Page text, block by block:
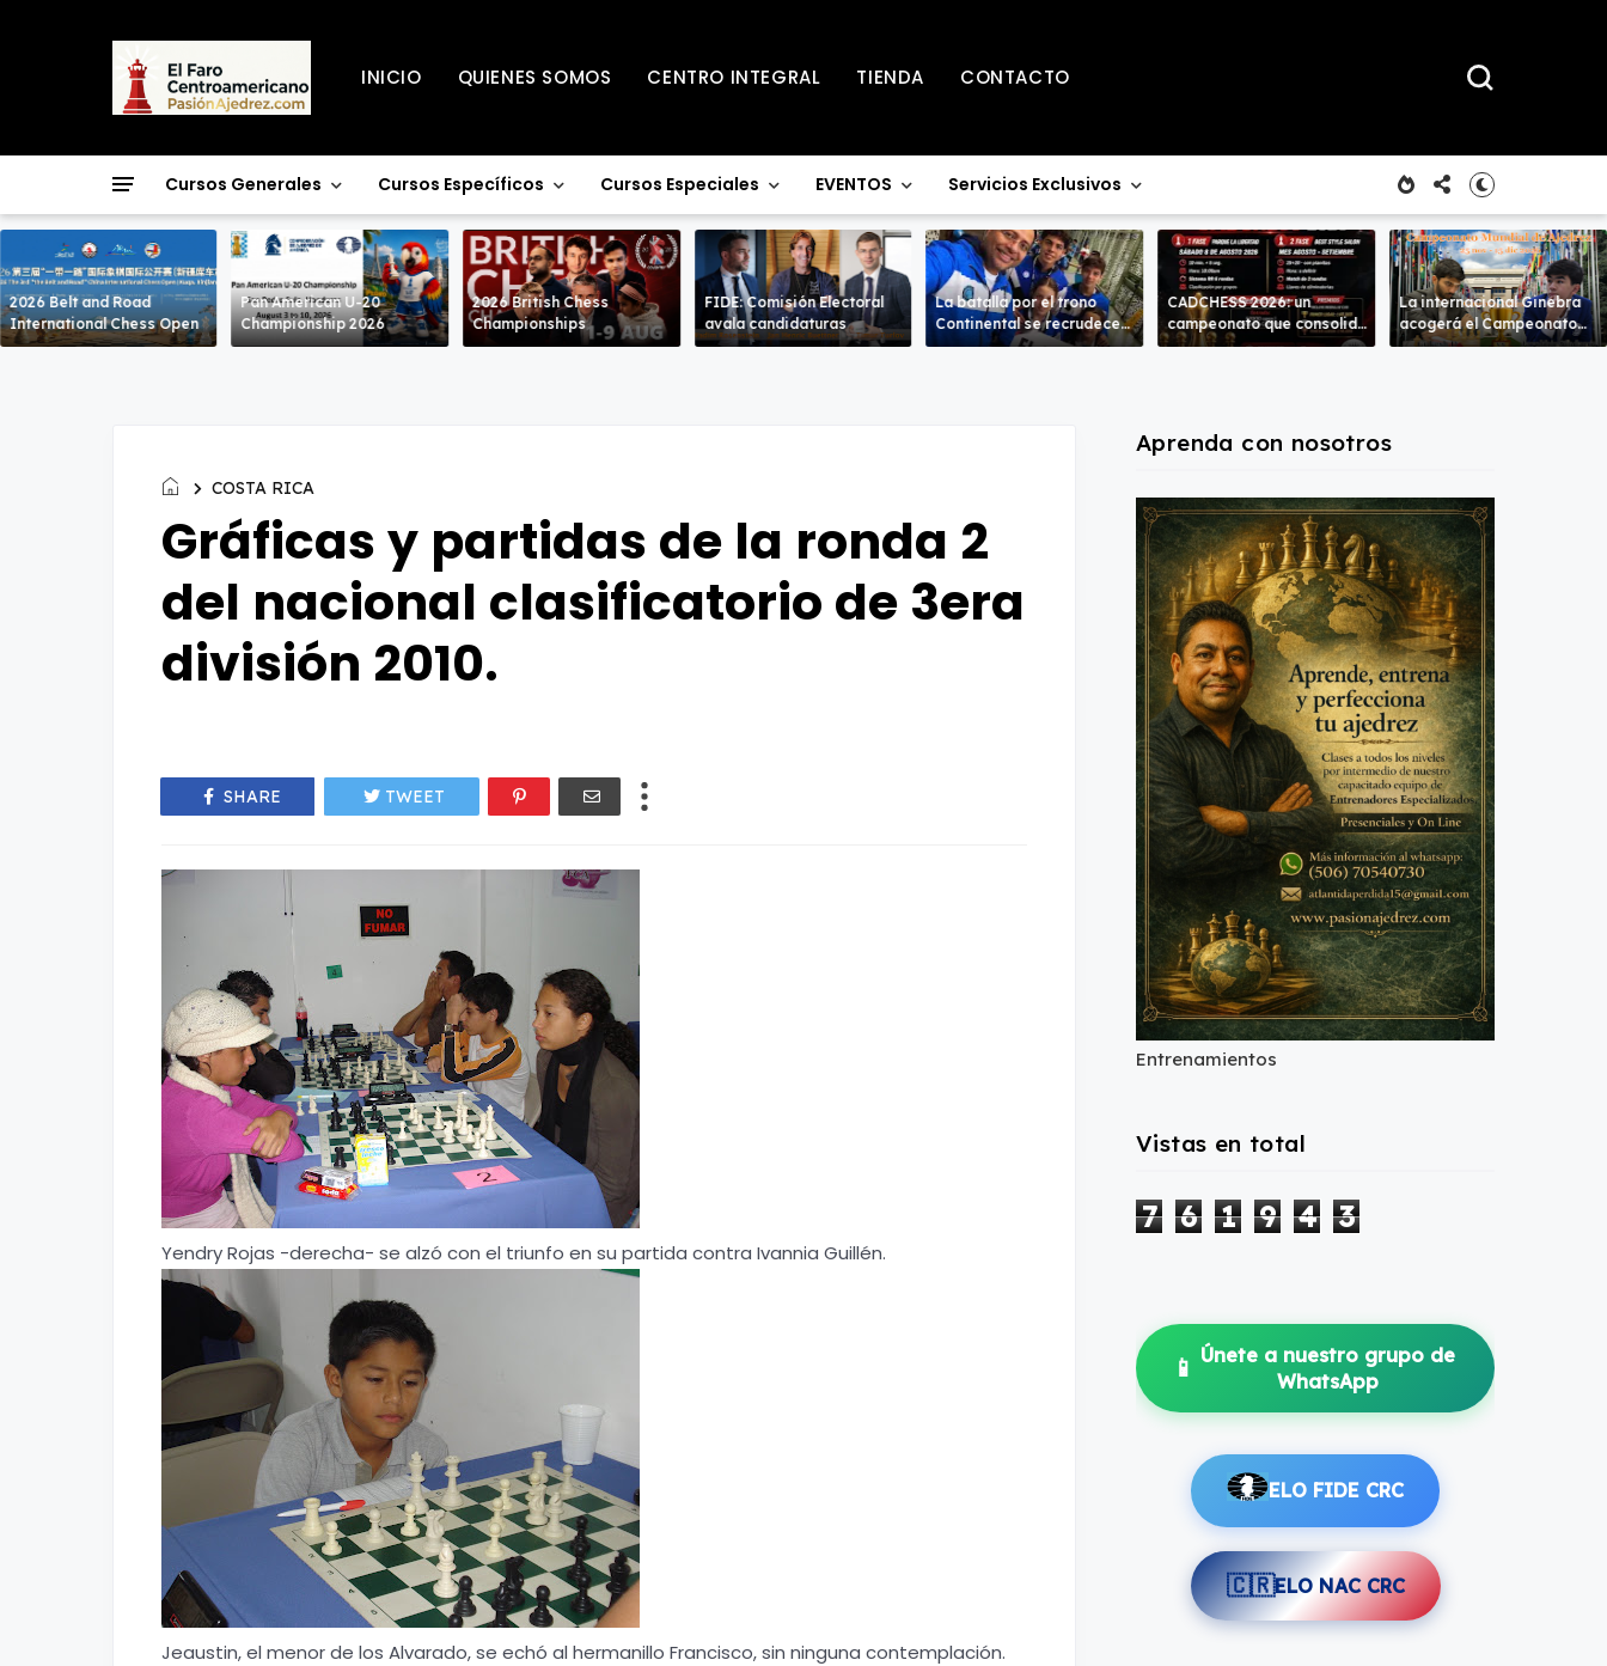
INICIO QUIENES SOMOS CENTRO INTEGRAL TIENDA CONTACTO
Cursos Generales Cursos Específicos Cursos Especiales EVENTOS Servicios Exclusivos
2026 Belt and Road
International Chess Open
Pan American U-20
Championship 2026
2026 British Chess
Championships
FIDE: Comisión Electoral
avala candidaturas
La batalla por el trono
Continental se recrudece
en la Sub-18 en ambas
CADCHESS 2026: un
campeonato que consolida
una nueva tradición en el
La internacional Ginebra
acogerá el Campeonato
del Mundo
COSTA RICA
Gráficas y partidas de la ronda 2
del nacional clasificatorio de 3era
división 2010.
SHARE TWEET
Yendry Rojas -derecha- se alzó con el triunfo en su partida contra Ivannia Guillén.
Jeaustin, el menor de los Alvarado, se echó al hermanillo Francisco, sin ninguna contemplación.
Aprenda con nosotros
Entrenamientos
Vistas en total
7 6 1 9 4 3
📱 Únete a nuestro grupo de
WhatsApp
ELO FIDE CRC
🇨🇷ELO NAC CRC